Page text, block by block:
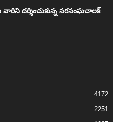
దర్శించుకున్న సరసంఘచాలక్
4172
2251